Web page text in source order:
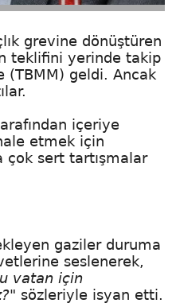
grevine dönüştüren
teklifini yerinde takip
geldi. Ancak
içeriye
etmek için
çok sert tartışmalar
gaziler duruma
seslenerek,
vatan için
sözleriyle isyan etti.